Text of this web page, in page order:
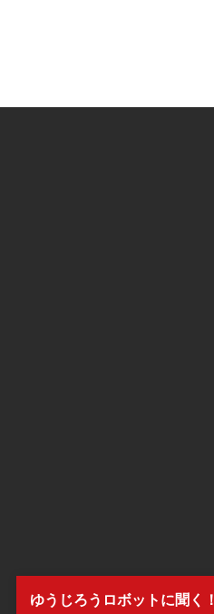
ゆうじろうロボットに聞く！